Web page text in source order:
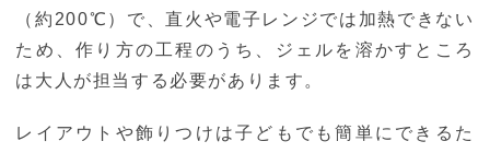
（約200℃）で、直火や電子レンジでは加熱できない
ため、作り方の工程のうち、ジェルを溶かすところ
は大人が担当する必要があります。
レイアウトや飾りつけは子どもでも簡単にできるた